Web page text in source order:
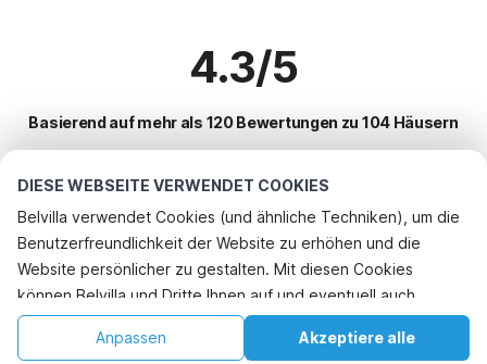
DIESE WEBSEITE VERWENDET COOKIES
Belvilla verwendet Cookies (und ähnliche Techniken), um die
Benutzerfreundlichkeit der Website zu erhöhen und die
Website persönlicher zu gestalten. Mit diesen Cookies
können Belvilla und Dritte Ihnen auf und eventuell auch
außerhalb unserer Website folgen, um Werbung Ihren
Interessen anzupassen und das Teilen von Informationen über
Akzeptiere alle
Anpassen
4.3/5
Basierend auf mehr als 120 Bewertungen zu 104 Häusern
Beliebteste Reiseziele für Urlaub
Top-Städte mit Top-Annehmlichkeiten für den Urlaub
Ferienhaus am Meer hanvec
Ferienhaus am Meer plouneventer
Ferienhaus am Meer sizun
Beliebte Ausstattungen für Urlaub in Plouenan
Ferienhaus am Meer
Beliebte Städte für den Urlaub in Bretagne
Rufen Sie an, um zu buchen
Startseite Wunschliste Buchungen Konto